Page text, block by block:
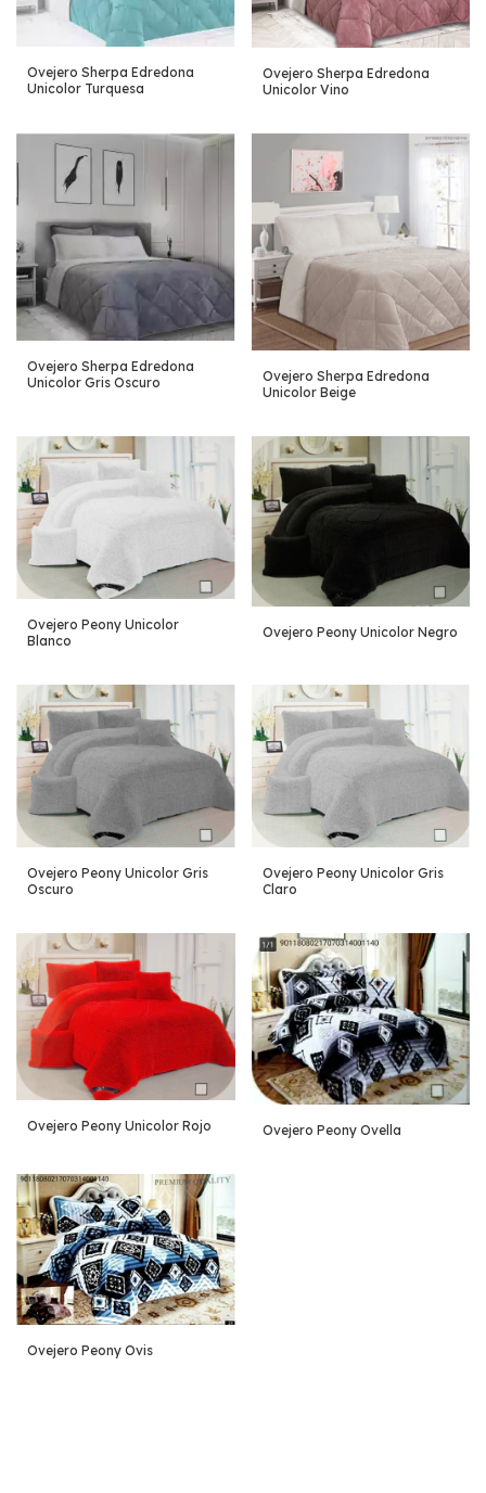
Ovejero Sherpa Edredona
Unicolor Turquesa
Ovejero Sherpa Edredona
Unicolor Vino
Ovejero Sherpa Edredona
Unicolor Gris Oscuro
Ovejero Sherpa Edredona
Unicolor Beige
Ovejero Peony Unicolor
Blanco
Ovejero Peony Unicolor Negro
Ovejero Peony Unicolor Gris
Oscuro
Ovejero Peony Unicolor Gris
Claro
Ovejero Peony Unicolor Rojo Ovejero Peony Ovella
Ovejero Peony Ovis